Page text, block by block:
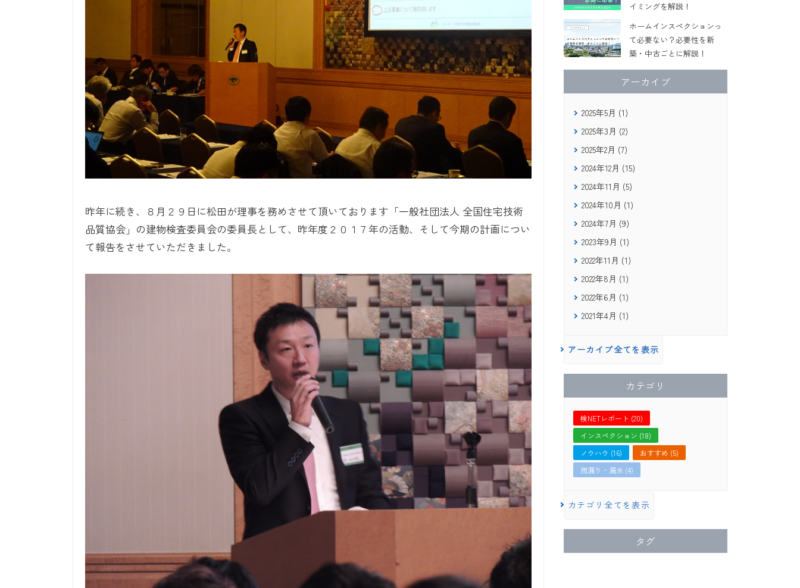
昨年に続き、８月２９日に松田が理事を務めさせて頂いております「一般社団法人 全国住宅技術
品質協会」の建物検査委員会の委員長として、昨年度２０１７年の活動、そして今期の計画につい
て報告をさせていただきました。
イミングを解説！
ホームインスペクションっ
て必要ない？必要性を新
築・中古ごとに解説！
アーカイブ
2025年5月 (1)
2025年3月 (2)
2025年2月 (7)
2024年12月 (15)
2024年11月 (5)
2024年10月 (1)
2024年7月 (9)
2023年9月 (1)
2022年11月 (1)
2022年8月 (1)
2022年6月 (1)
2021年4月 (1)
アーカイブ全てを表示
カテゴリ
検NETレポート (20)
インスペクション (18)
ノウハウ (16)
おすすめ (5)
雨漏り・漏水 (4)
カテゴリ全てを表示
タグ